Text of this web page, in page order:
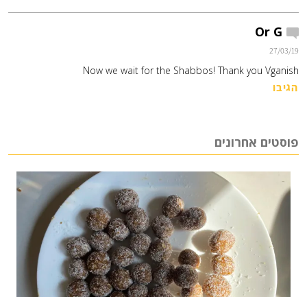
Or G
27/03/19
Now we wait for the Shabbos! Thank you Vganish
הגיבו
פוסטים אחרונים